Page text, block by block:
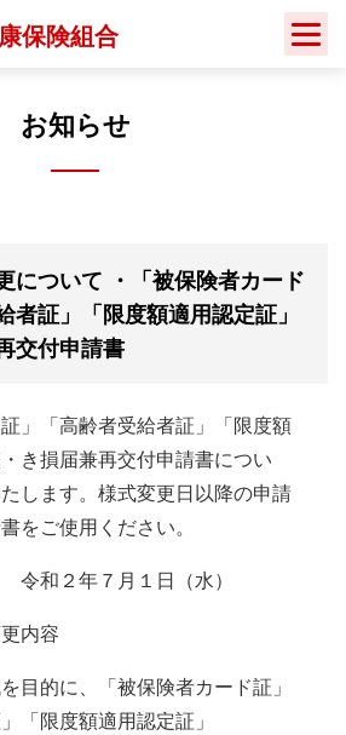
保険組合
お知らせ
について ・「被保険者カード
者証」「限度額適用認定証」
交付申請書
証」「高齢者受給者証」「限度額
き損届兼再交付申請書につい
します。様式変更日以降の申請
をご使用ください。
和２年７月１日（水）
内容
目的に、「被保険者カード証」
「限度額適用認定証」